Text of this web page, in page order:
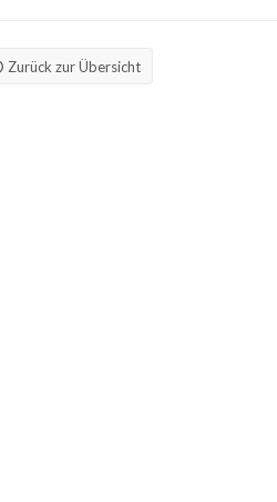
Zurück zur Übersicht